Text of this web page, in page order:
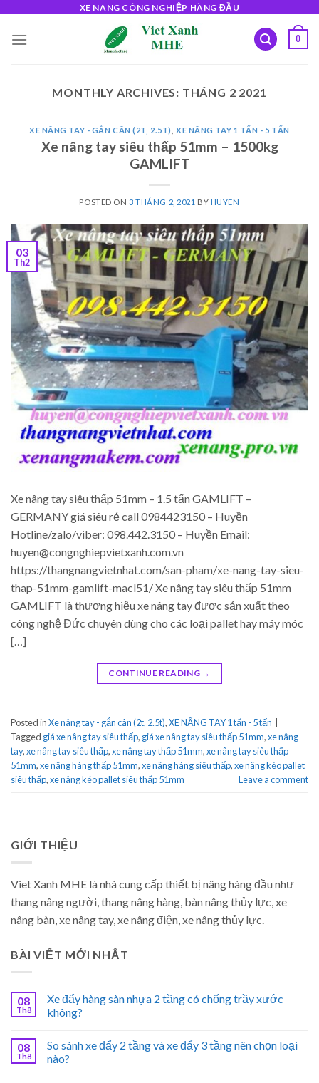
content
XE NÂNG CÔNG NGHIỆP HÀNG ĐẦU
0
MONTHLY ARCHIVES: THÁNG 2 2021
XE NÂNG TAY - GẮN CÂN (2T, 2.5T) ,XE NÂNG TAY 1 TẤN - 5 TẤN
Xe nâng tay siêu thấp 51mm – 1500kg
GAMLIFT
POSTED ON3 THÁNG 2, 2021 BY HUYEN
03
Th2
Xe nâng tay siêu thấp 51mm – 1.5 tấn GAMLIFT –
GERMANY giá siêu rẻ call 0984423150 – Huyền
Hotline/zalo/viber: 098.442.3150 – Huyền Email:
huyen@congnghiepvietxanh.com.vn
https://thangnangvietnhat.com/san-pham/xe-nang-tay-sieu-
thap-51mm-gamlift-macl51/ Xe nâng tay siêu thấp 51mm
GAMLIFT là thương hiệu xe nâng tay được sản xuất theo
công nghệ Đức chuyên dùng cho các loại pallet hay máy móc
[…]
CONTINUE READING →
Posted inXe nâng tay - gắn cân (2t, 2.5t),XE NÂNG TAY 1 tấn - 5 tấn
Tagged giá xe nâng tay siêu thấp, giá xe nâng tay siêu thấp 51mm,xe nâng
tay,xe nâng tay siêu thấp,xe nâng tay thấp 51mm,xe nâng tay siêu thấp
51mm,xe nâng hàng thấp 51mm,xe nâng hàng siêu thấp,xe nâng kéo pallet
siêu thấp,xe nâng kéo pallet siêu thấp 51mm Leave a comment
GIỚI THIỆU
Viet Xanh MHE là nhà cung cấp thiết bị nâng hàng đầu như
thang nâng người, thang nâng hàng, bàn nâng thủy lực, xe
nâng bàn, xe nâng tay, xe nâng điện, xe nâng thủy lực.
BÀI VIẾT MỚI NHẤT
08
Th8
Xe đẩy hàng sàn nhựa 2 tầng có chống trầy xước
không?
08
Th8
So sánh xe đẩy 2 tầng và xe đẩy 3 tầng nên chọn loại
nào?